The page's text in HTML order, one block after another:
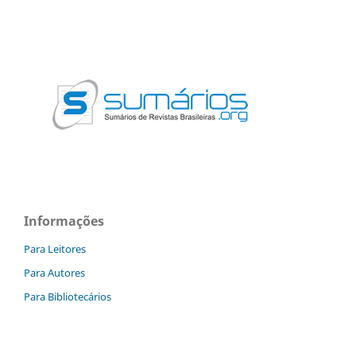
Informações
Para Leitores
Para Autores
Para Bibliotecários